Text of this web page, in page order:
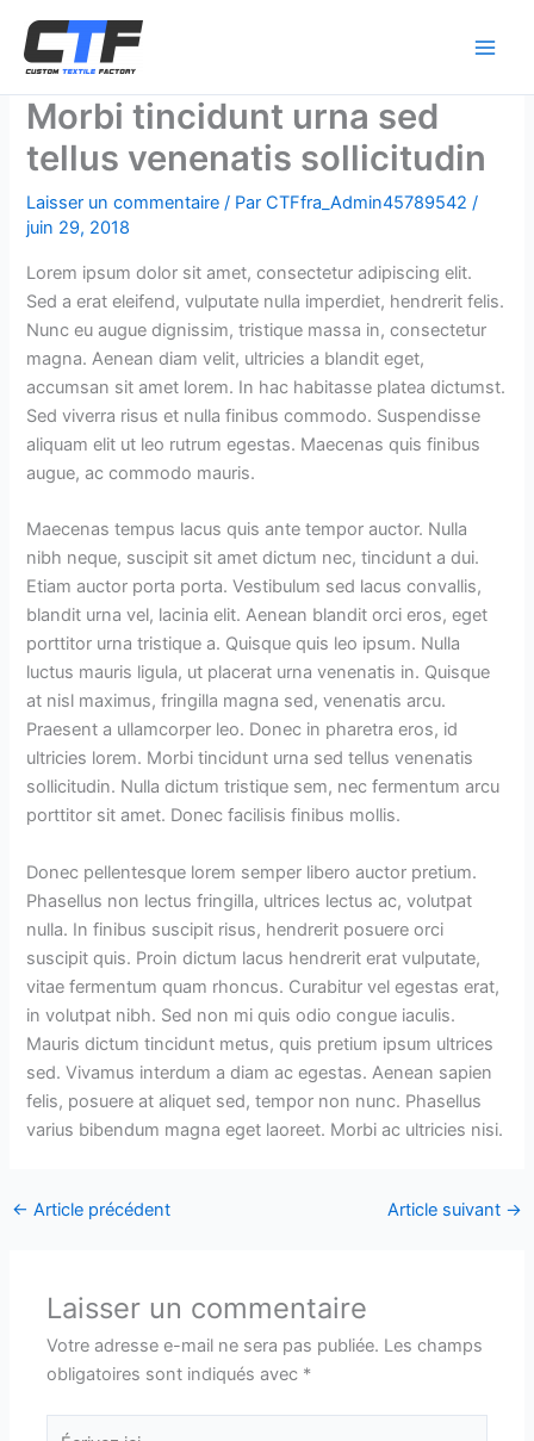
contenu
Morbi tincidunt urna sed
tellus venenatis sollicitudin
Laisser un commentaire / ParCTFfra_Admin45789542/
juin 29, 2018
Lorem ipsum dolor sit amet, consectetur adipiscing elit.
Sed a erat eleifend, vulputate nulla imperdiet, hendrerit felis.
Nunc eu augue dignissim, tristique massa in, consectetur
magna. Aenean diam velit, ultricies a blandit eget,
accumsan sit amet lorem. In hac habitasse platea dictumst.
Sed viverra risus et nulla finibus commodo. Suspendisse
aliquam elit ut leo rutrum egestas. Maecenas quis finibus
augue, ac commodo mauris.
Maecenas tempus lacus quis ante tempor auctor. Nulla
nibh neque, suscipit sit amet dictum nec, tincidunt a dui.
Etiam auctor porta porta. Vestibulum sed lacus convallis,
blandit urna vel, lacinia elit. Aenean blandit orci eros, eget
porttitor urna tristique a. Quisque quis leo ipsum. Nulla
luctus mauris ligula, ut placerat urna venenatis in. Quisque
at nisl maximus, fringilla magna sed, venenatis arcu.
Praesent a ullamcorper leo. Donec in pharetra eros, id
ultricies lorem. Morbi tincidunt urna sed tellus venenatis
sollicitudin. Nulla dictum tristique sem, nec fermentum arcu
porttitor sit amet. Donec facilisis finibus mollis.
Donec pellentesque lorem semper libero auctor pretium.
Phasellus non lectus fringilla, ultrices lectus ac, volutpat
nulla. In finibus suscipit risus, hendrerit posuere orci
suscipit quis. Proin dictum lacus hendrerit erat vulputate,
vitae fermentum quam rhoncus. Curabitur vel egestas erat,
in volutpat nibh. Sed non mi quis odio congue iaculis.
Mauris dictum tincidunt metus, quis pretium ipsum ultrices
sed. Vivamus interdum a diam ac egestas. Aenean sapien
felis, posuere at aliquet sed, tempor non nunc. Phasellus
varius bibendum magna eget laoreet. Morbi ac ultricies nisi.
← Article précédent Article suivant →
Laisser un commentaire
Votre adresse e-mail ne sera pas publiée. Les champs
obligatoires sont indiqués avec *
Écrivez